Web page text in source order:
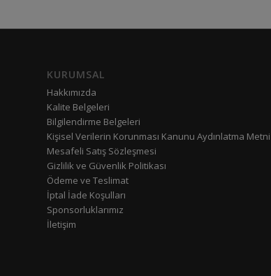
KURUMSAL
Hakkımızda
Kalite Belgeleri
Bilgilendirme Belgeleri
Kişisel Verilerin Korunması Kanunu Aydınlatma Metni
Mesafeli Satış Sözleşmesi
Gizlilik ve Güvenlik Politikası
Ödeme ve Teslimat
İptal İade Koşulları
Sponsorluklarımız
İletişim